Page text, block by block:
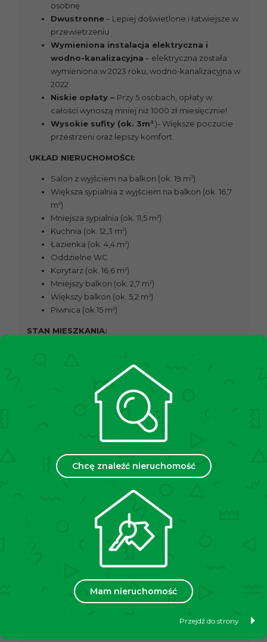
Chcę znaleźć nieruchomość
Mam nieruchomość
Przejdź do strony
osobnę
Dwustronne– Lepiej doświetlone i łatwiejsze w
przewietrzeniu
Wymieniona instalacja elektryczna i
wodno-kanalizacyjna – elektryczna została
wymieniona w 2023 roku, wodno-kanalizacyjna w
2022
Niskie opłaty – Przy 5 osobach, opłaty w
całości wynoszą mniej niż 1000 zł miesięcznie!
Wysokie sufity (ok. 3m 2 )- Większe poczucie
przestrzeni oraz lepszy komfort
UKŁAD NIERUCHOMOŚCI:
Salon z wyjściem na balkon (ok. 19 m2)
Większa sypialnia z wyjściem na balkon (ok. 16,7
m2)
Mniejsza sypialnia (ok. 11,5 m2)
Kuchnia (ok. 12,3 m2)
Łazienka (ok. 4,4 m2)
Oddzielne WC
Korytarz (ok. 16,6 m2)
Mniejszy balkon (ok. 2,7 m2)
Większy balkon (ok. 5,2 m2)
Piwnica (ok.15 m2)
STAN MIESZKANIA:
Kuchnia po remoncie w 2019 roku
Łazienka po remoncie w 2020 roku
Podłogi: panele
Instalacja elektryczna: wymieniona w 2023 roku,
Instalacja wodno-kanalizacyjna: wymieniona w
2020 roku
Klimatyzacja we wszystkich pokojach
Kamienica z 1906 roku
Pełna własność
Czynsz administracyjny: 235 zł
dwufunkcyjny), w sezonie zimowym około 300 zł